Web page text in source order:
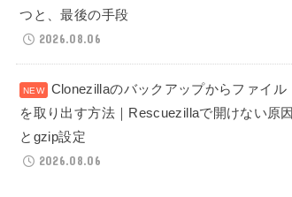
つと、最後の手段
2026.08.06
Clonezillaのバックアップからファイル
を取り出す方法｜Rescuezillaで開けない原因
とgzip設定
2026.08.06